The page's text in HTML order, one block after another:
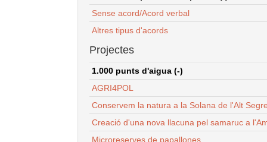
Sense acord/Acord verbal
Altres tipus d'acords
Projectes
1.000 punts d'aigua (-)
AGRI4POL
Conservem la natura a la Solana de l'Alt
Creació d'una nova llacuna pel samaruc a
Microreserves de papallones